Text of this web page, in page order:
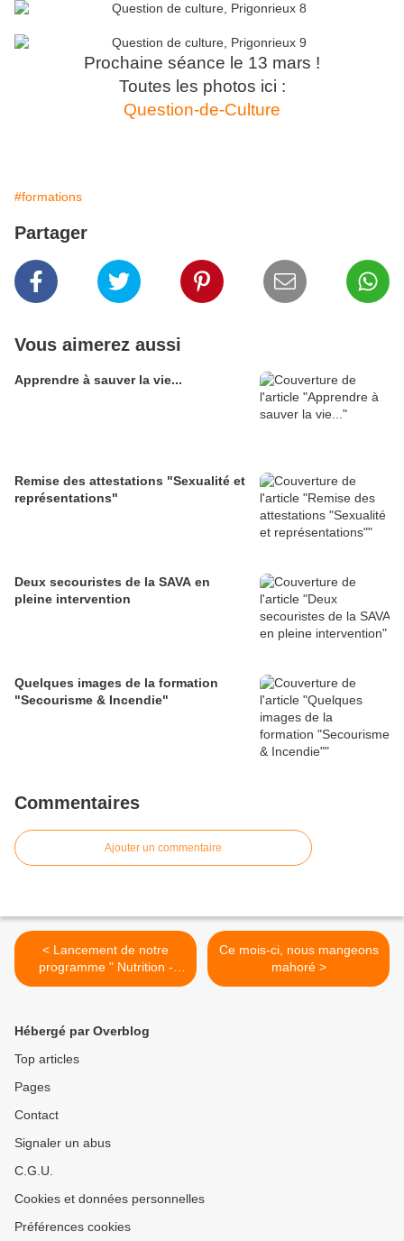
Prochaine séance le 13 mars !
Toutes les photos ici :
Question-de-Culture
#formations
Partager
Vous aimerez aussi
Apprendre à sauver la vie...
Remise des attestations "Sexualité et
représentations"
Deux secouristes de la SAVA en
pleine intervention
Quelques images de la formation
"Secourisme & Incendie"
Commentaires
Ajouter un commentaire
< Lancement de notre
programme " Nutrition -
Image de Soi "
Ce mois-ci, nous mangeons
mahoré >
Hébergé par Overblog
Top articles
Pages
Contact
Signaler un abus
C.G.U.
Cookies et données personnelles
Préférences cookies